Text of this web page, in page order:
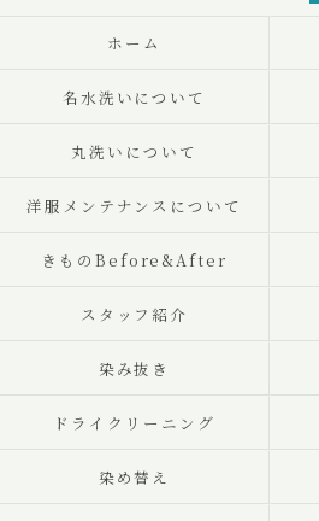
ホーム
名水洗いについて
丸洗いについて
洋服メンテナンスについて
きものBefore&After
スタッフ紹介
染み抜き
ドライクリーニング
染め替え